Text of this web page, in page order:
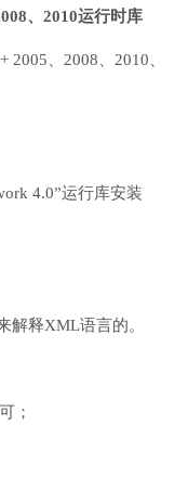
、2010运行时库
2005、2008、2010、
4.0”运行库安装
解释XML语言的。
；